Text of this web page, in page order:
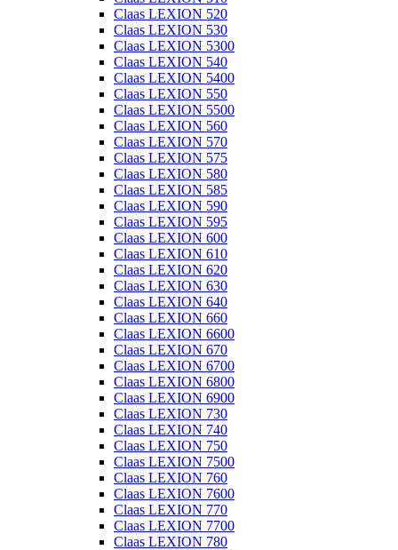
Claas LEXION 520
Claas LEXION 530
Claas LEXION 5300
Claas LEXION 540
Claas LEXION 5400
Claas LEXION 550
Claas LEXION 5500
Claas LEXION 560
Claas LEXION 570
Claas LEXION 575
Claas LEXION 580
Claas LEXION 585
Claas LEXION 590
Claas LEXION 595
Claas LEXION 600
Claas LEXION 610
Claas LEXION 620
Claas LEXION 630
Claas LEXION 640
Claas LEXION 660
Claas LEXION 6600
Claas LEXION 670
Claas LEXION 6700
Claas LEXION 6800
Claas LEXION 6900
Claas LEXION 730
Claas LEXION 740
Claas LEXION 750
Claas LEXION 7500
Claas LEXION 760
Claas LEXION 7600
Claas LEXION 770
Claas LEXION 7700
Claas LEXION 780